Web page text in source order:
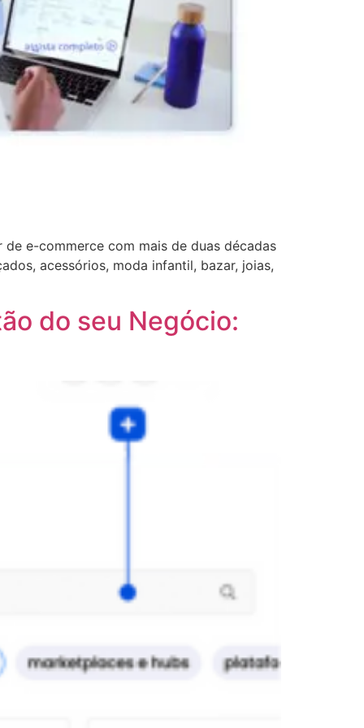
e-commerce com mais de duas décadas
acessórios, moda infantil, bazar, joias,
do seu Negócio: